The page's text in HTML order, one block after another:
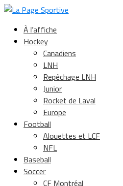
À l’affiche
Hockey
Canadiens
LNH
Repêchage LNH
Junior
Rocket de Laval
Europe
Football
Alouettes et LCF
NFL
Baseball
Soccer
CF Montréal